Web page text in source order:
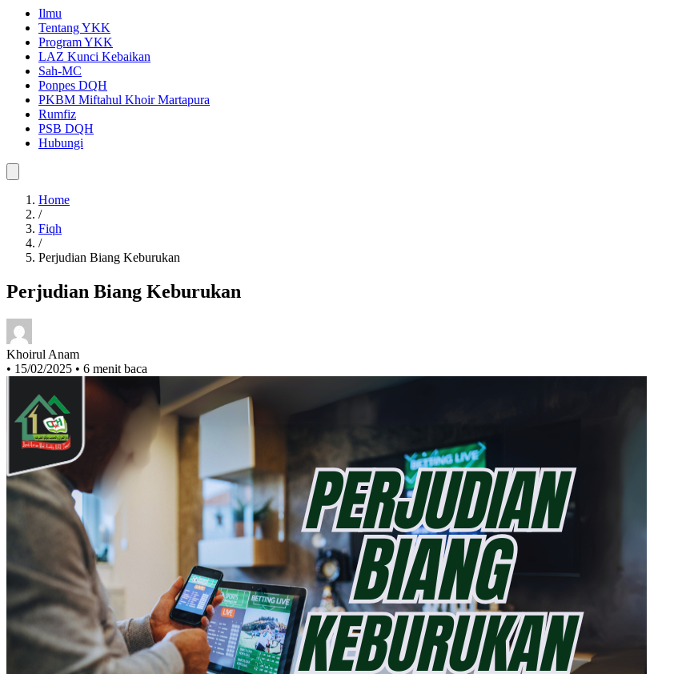
Ilmu
Tentang YKK
Program YKK
LAZ Kunci Kebaikan
Sah-MC
Ponpes DQH
PKBM Miftahul Khoir Martapura
Rumfiz
PSB DQH
Hubungi
Home
/
Fiqh
/
Perjudian Biang Keburukan
Perjudian Biang Keburukan
Khoirul Anam
• 15/02/2025 • 6 menit baca